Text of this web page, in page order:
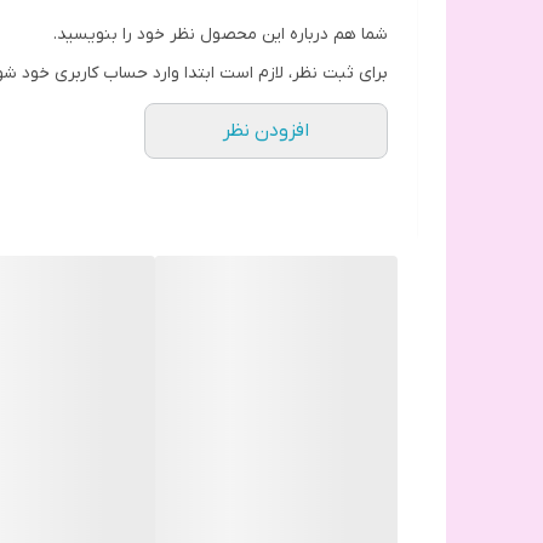
شما هم درباره این محصول نظر خود را بنویسید.
برای ثبت نظر، لازم است ابتدا وارد حساب کاربری خود
افزودن نظر